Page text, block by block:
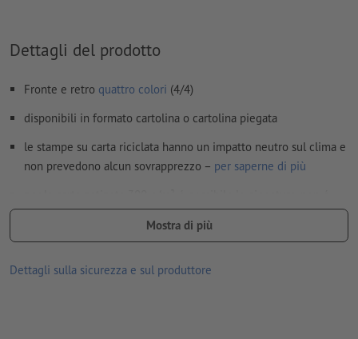
Come si creano correttamente i dati di stampa?
Dettagli del prodotto
Fronte e retro quattro colori (4/4)
disponibili in formato cartolina o cartolina piegata
le stampe su carta riciclata hanno un impatto neutro sul clima e
non prevedono alcun sovrapprezzo – per saperne di più
però disponibile la finitura supplementare
consegna se non è disponibile alcuna opzione di selezione: in
Mostra di più
Dettagli sulla sicurezza e sul produttore